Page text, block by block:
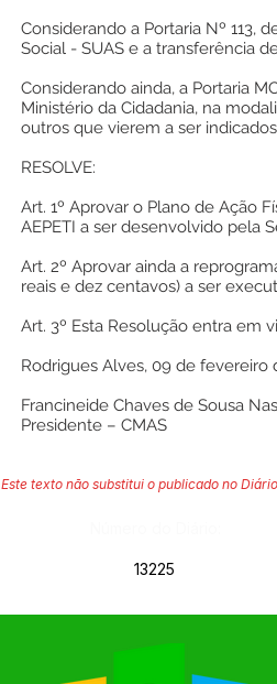
Considerando a Portaria Nº 113,
Social - SUAS e a transferência
Considerando ainda, a Portaria
Ministério da Cidadania, na
outros que vierem a ser
RESOLVE:
Art. 1º Aprovar o Plano de Ação
AEPETI a ser desenvolvido pela
Art. 2º Aprovar ainda a
reais e dez centavos) a ser
Art. 3º Esta Resolução entra em
Rodrigues Alves, 09 de fevereiro
Francineide Chaves de Sousa
Presidente – CMAS
Este texto não substitui o publicado no
13225